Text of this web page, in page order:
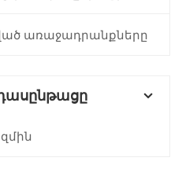
առաջադրանքները